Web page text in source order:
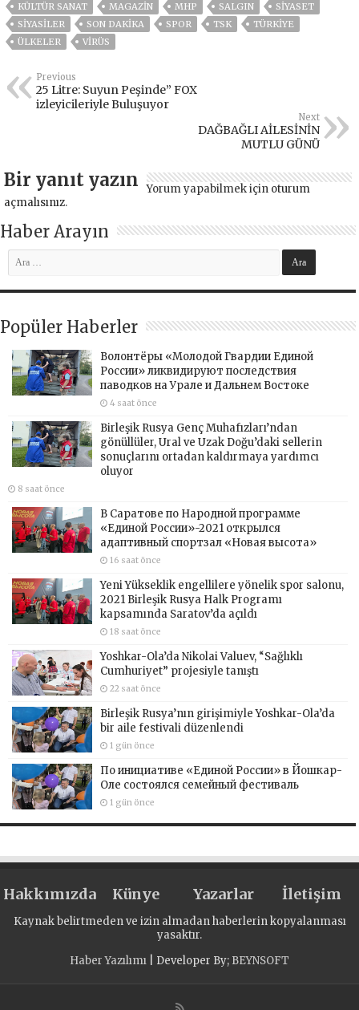
KÜLTÜR SANAT
MAGAZİN MHP SALGIN
SİYASET
SİYASİLER
SON DAKIKA SPOR TSK
TÜRKİYE
ÜLKELER
VIRÜS
Previous
25 Litre: Suyun Peşinde” FOX
izleyicileriyle Buluşuyor
Next
DAĞBAĞLI AİLESİNİN
MUTLU GÜNÜ
Bir yanıt yazın Yorum yapabilmek için oturum
açmalısınız.
Haber Arayın
Popüler Haberler
Волонтёры «Молодой Гвардии Единой
России» ликвидируют последствия
паводков на Урале и Дальнем Востоке
4 saat önce
Birleşik Rusya Genç Muhafızları’ndan
gönüllüler, Ural ve Uzak Doğu’daki sellerin
sonuçlarını ortadan kaldırmaya yardımcı
oluyor
8 saat önce
В Саратове по Народной программе
«Единой России»-2021 открылся
адаптивный спортзал «Новая высота»
16 saat önce
Yeni Yükseklik engellilere yönelik spor salonu,
2021 Birleşik Rusya Halk Programı
kapsamında Saratov’da açıldı
18 saat önce
Yoshkar-Ola’da Nikolai Valuev, “Sağlıklı
Cumhuriyet” projesiyle tanıştı
22 saat önce
Birleşik Rusya’nın girişimiyle Yoshkar-Ola’da
bir aile festivali düzenlendi
1 gün önce
По инициативе «Единой России» в Йошкар-
Оле состоялся семейный фестиваль
1 gün önce
Hakkımızda Künye Yazarlar İletişim
Kaynak belirtmeden ve izin almadan haberlerin kopyalanması
yasaktır.
Haber Yazılımı | Developer By; BEYNSOFT